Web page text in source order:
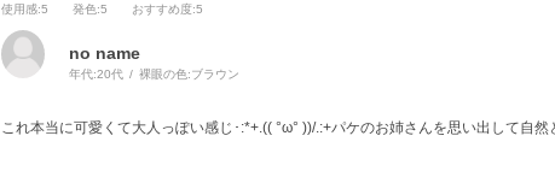
使用感:5 発色:5 おすすめ度:5
no name
年代:20代 裸眼の色:ブラウン
これ本当に可愛くて大人っぽい感じ･:*+.(( °ω° ))/.:+パケのお姉さんを思い出して自